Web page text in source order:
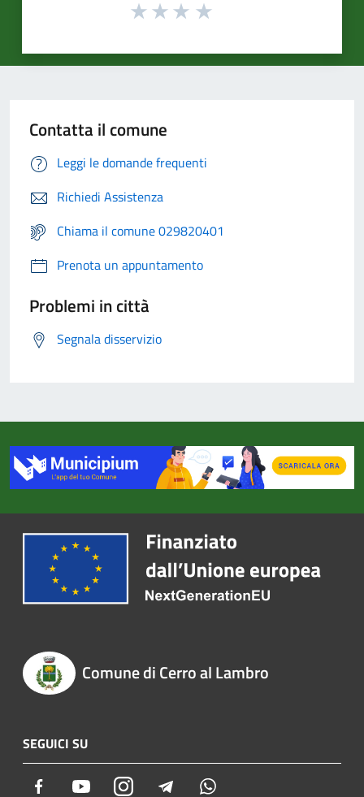
Contatta il comune
Leggi le domande frequenti
Richiedi Assistenza
Chiama il comune 029820401
Prenota un appuntamento
Problemi in città
Segnala disservizio
Comune di Cerro al Lambro
SEGUICI SU
Facebook YoutubeInstagram Telegram